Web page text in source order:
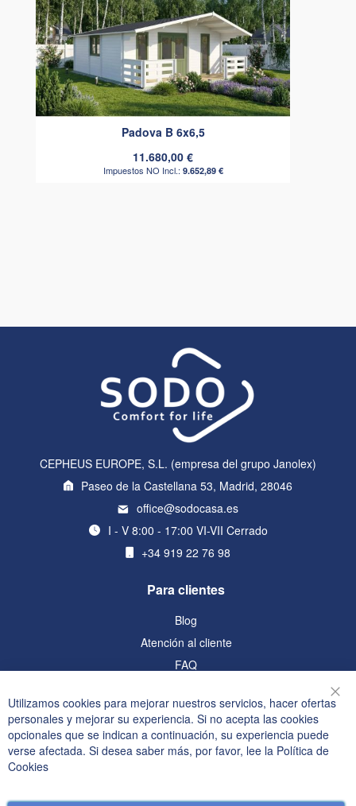
Padova B 6x6,5
11.680,00 €
9.652,89 €
CEPHEUS EUROPE, S.L. (empresa del grupo Janolex)
Paseo de la Castellana 53, Madrid, 28046
office@sodocasa.es
I - V 8:00 - 17:00 VI-VII Cerrado
+34 919 22 76 98
Para clientes
Blog
Atención al cliente
FAQ
Información
Política de privacidad y cookies
Términos de búsqueda
Pedidos y devoluciones
Utilizamos cookies para mejorar nuestros servicios, hacer ofertas
personales y mejorar su experiencia. Si no acepta las cookies
opcionales que se indican a continuación, su experiencia puede
verse afectada. Si desea saber más, por favor, lee la Política de
Cookies